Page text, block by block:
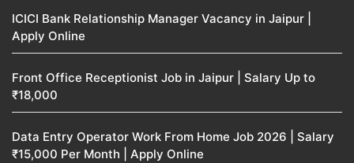
ICICI Bank Relationship Manager Vacancy in Jaipur |
Apply Online
Front Office Receptionist Job in Jaipur | Salary Up to
₹18,000
Data Entry Operator Work From Home Job 2026 | Salary
₹15,000 Per Month | Apply Online